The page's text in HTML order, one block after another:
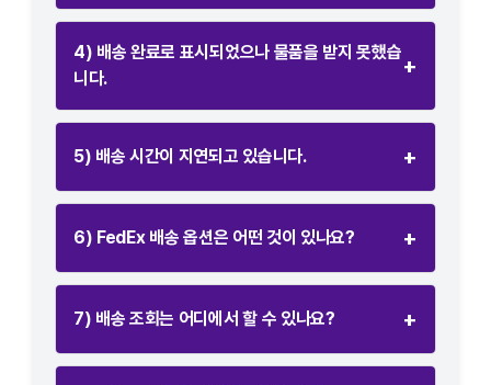
4) 배송 완료로 표시되었으나 물품을 받지 못했습
니다.
+
5) 배송 시간이 지연되고 있습니다. +
6) FedEx 배송 옵션은 어떤 것이 있나요? +
7) 배송 조회는 어디에서 할 수 있나요? +